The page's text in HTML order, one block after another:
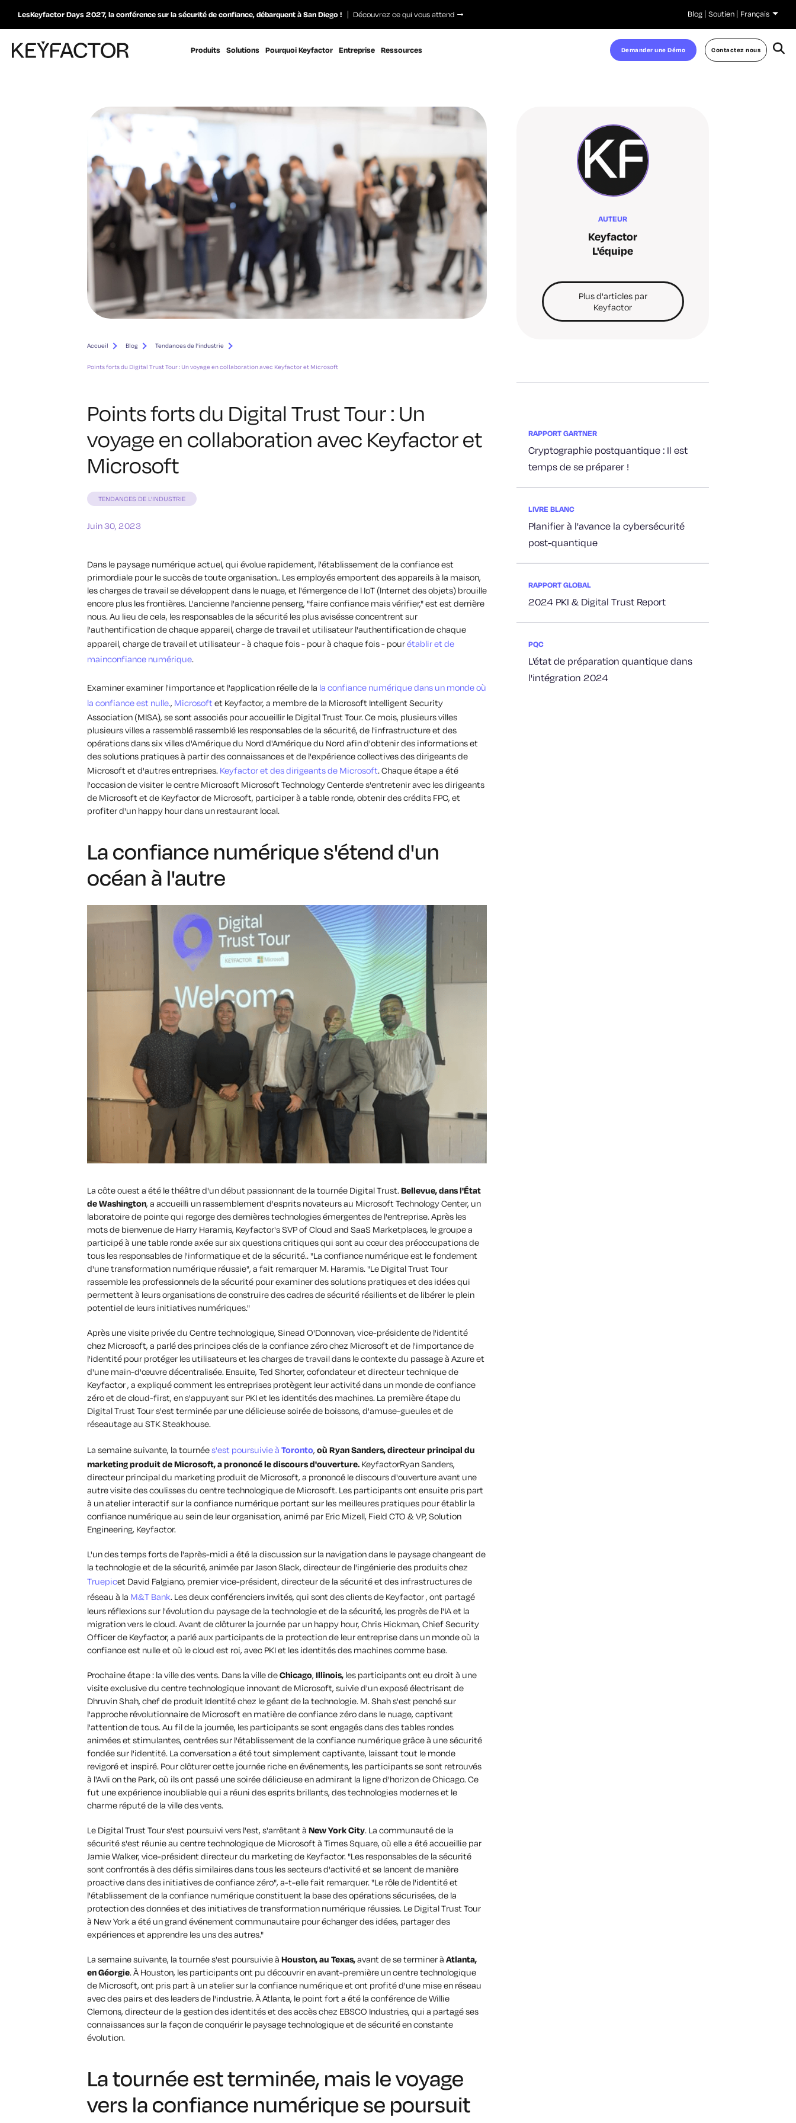
LesKeyfactor Days 2027, la conférence sur la sécurité de confiance, débarquent à San Diego ! Découvrez ce qui vous attend Blog Soutien Français
Produits Solutions Pourquoi Keyfactor Entreprise Ressources Demander une Démo Contactez nous
Accueil Blog Tendances de l'industrie
Points forts du Digital Trust Tour : Un voyage en collaboration avec Keyfactor et Microsoft
Points forts du Digital Trust Tour : Un
voyage en collaboration avec Keyfactor et
Microsoft
TENDANCES DE L'INDUSTRIE
Juin 30, 2023
Dans le paysage numérique actuel, qui évolue rapidement, l'établissement de la confiance est
primordiale pour le succès de toute organisation.. Les employésemportent des appareils à la maison,
les charges de travail se développent dans le nuage, et l'émergence de l IoT (Internet des objets) brouille
encore plus lesfrontières. L'ancienne l'ancienne penserg, "faire confiance mais vérifier,"est est derrière
nous. Au lieu de cela, les responsables de la sécurité les plus avisésse concentrent sur
l'authentification de chaque appareil, charge de travail et utilisateur l'authentification de chaque
appareil, charge de travail et utilisateur - à chaque fois - pourà chaque fois - pourétabliret de
mainconfiance numérique.
Examinerexaminer l'importance et l'application réelle de la la confiance numérique dans un monde où
la confiance est nulle., Microsoft et Keyfactor, a membre de la Microsoft Intelligent Security
Association (MISA), se sont associés pouraccueillir le Digital Trust Tour. Ce mois, plusieurs villes
plusieurs villesa rassemblé rassemblé les responsables de la sécurité, de l'infrastructure et des
opérationsdans six villesd'Amérique du Nord d'Amérique du Nord afin d'obtenir des informations et
des solutions pratiques à partir des connaissances et de l'expérience collectives des dirigeants de
Microsoft et d'autres entreprises. Keyfactoret des dirigeants de Microsoft. Chaque étape a été
l'occasion de visiter le centre Microsoft Microsoft TechnologyCenterde s'entretenir avec les dirigeants
de Microsoft et de Keyfactorde Microsoft, participerà a table ronde, obtenir des crédits FPC, et
profiter d'un happy hour dans un restaurant local.
La confiance numérique s'étend d'un
océan à l'autre
La côte ouest a été le théâtre d'un début passionnant de la tournée Digital Trust.Bellevue, dans l'État
de Washington, a accueilli un rassemblement d'esprits novateurs au Microsoft Technology Center, un
laboratoire de pointe qui regorge des dernières technologies émergentes de l'entreprise. Après les
mots de bienvenue de Harry Haramis, Keyfactor's SVP of Cloud and SaaS Marketplaces, le groupe a
participé à une table ronde axée sur six questions critiques qui sont au cœur des préoccupations de
tous les responsables de l'informatique et de la sécurité.. "La confiance numérique est le fondement
d'une transformation numérique réussie", a fait remarquer M. Haramis. "Le Digital Trust Tour
rassemble les professionnels de la sécurité pour examiner des solutions pratiques et des idées qui
permettent à leurs organisations de construire des cadres de sécurité résilients et de libérer le plein
potentiel de leurs initiatives numériques."
Après une visite privée du Centre technologique, Sinead O'Donnovan, vice-présidente de l'identité
chez Microsoft, a parlé des principes clés de la confiance zéro chez Microsoft et de l'importance de
l'identité pour protéger les utilisateurs et les charges de travail dans le contexte du passage à Azure et
d'une main-d'œuvre décentralisée. Ensuite, Ted Shorter, cofondateur et directeur technique de
Keyfactor , a expliqué comment les entreprises protègent leur activité dans un monde de confiance
zéro et de cloud-first, en s'appuyant sur PKI et les identités des machines. La première étape du
Digital Trust Tour s'est terminée par une délicieuse soirée de boissons, d'amuse-gueules et de
réseautage au STK Steakhouse.
La semaine suivante, la tournées'est poursuivie à Toronto, où Ryan Sanders, directeur principal du
marketing produit de Microsoft, a prononcé le discours d'ouverture. KeyfactorRyan Sanders,
directeur principal du marketing produit de Microsoft, a prononcé le discours d'ouverture avant une
autre visite des coulisses du centre technologique de Microsoft. Les participants ont ensuite pris part
à un atelier interactif sur la confiance numérique portant sur les meilleures pratiques pour établir la
confiance numérique au sein de leur organisation, animé par Eric Mizell, Field CTO & VP, Solution
Engineering, Keyfactor.
L'un des temps forts de l'après-midi a été la discussion sur la navigation dans le paysage changeant de
la technologie et de la sécurité, animée par Jason Slack, directeur de l'ingénierie des produits chez
Truepicet David Falgiano, premier vice-président, directeur de la sécurité et des infrastructures de
réseau à la M&T Bank. Les deux conférenciers invités, qui sont des clients de Keyfactor , ont partagé
leurs réflexions sur l'évolution du paysage de la technologie et de la sécurité, les progrès de l'IA et la
migration vers le cloud. Avant de clôturer la journée par un happy hour, Chris Hickman, Chief Security
Officer de Keyfactor, a parlé aux participants de la protection de leur entreprise dans un monde où la
confiance est nulle et où le cloud est roi, avec PKI et les identités des machines comme base.
Prochaine étape : la ville des vents. Dans la ville deChicago, Illinois, les participantsont eu droit à une
visite exclusive du centre technologique innovant de Microsoft, suivie d'un exposé électrisant de
Dhruvin Shah, chef de produit Identité chez le géant de la technologie. M. Shah s'est penché sur
l'approche révolutionnaire de Microsoft en matière de confiance zéro dans le nuage, captivant
l'attention de tous. Au fil de la journée, les participants se sont engagés dans des tables rondes
animées et stimulantes, centrées sur l'établissement de la confiance numérique grâce à une sécurité
fondée sur l'identité. La conversation a été tout simplement captivante, laissant tout le monde
revigoré et inspiré. Pour clôturer cette journée riche en événements, les participants se sont retrouvés
à l'Avli on the Park, où ils ont passé une soirée délicieuse en admirant la ligne d'horizon de Chicago. Ce
fut une expérience inoubliable qui a réuni des esprits brillants, des technologies modernes et le
charme réputé de la ville des vents.
Le Digital Trust Tour s'est poursuivi vers l'est, s'arrêtant à New York City. La communauté de la
sécurité s'est réunie au centre technologique de Microsoft à Times Square, où elle a été accueillie par
Jamie Walker, vice-président directeur du marketing de Keyfactor. "Les responsables de la sécurité
sont confrontés à des défis similaires dans tous les secteurs d'activité et se lancent de manière
proactive dans des initiatives de confiance zéro", a-t-elle fait remarquer. "Le rôle de l'identité et
l'établissement de la confiance numérique constituent la base des opérations sécurisées, de la
protection des données et des initiatives de transformation numérique réussies. Le Digital Trust Tour
à New York a été un grand événement communautaire pour échanger des idées, partager des
expériences et apprendre les uns des autres."
La semaine suivante, la tournée s'est poursuivie à Houston, au Texas,avant de se terminer à Atlanta,
en Géorgie. À Houston, les participants ont pu découvrir en avant-première un centre technologique
de Microsoft, ont pris part à un atelier sur la confiance numérique et ont profité d'une mise en réseau
avec des pairs et des leaders de l'industrie. À Atlanta, le point fort a été la conférence de Willie
Clemons, directeur de la gestion des identités et des accès chez EBSCO Industries, qui a partagé ses
connaissances sur la façon de conquérir le paysage technologique et de sécurité en constante
évolution.
La tournée est terminée, mais le voyage
vers la confiance numérique se poursuit
AUTEUR
Keyfactor
L'équipe
Plus d'articles par
Keyfactor
RAPPORT GARTNER
Cryptographie postquantique : Il est
temps de se préparer !
LIVRE BLANC
Planifier à l'avance la cybersécurité
post-quantique
RAPPORT GLOBAL
2024 PKI & Digital Trust Report
PQC
L'état de préparation quantique dans
l'intégration 2024